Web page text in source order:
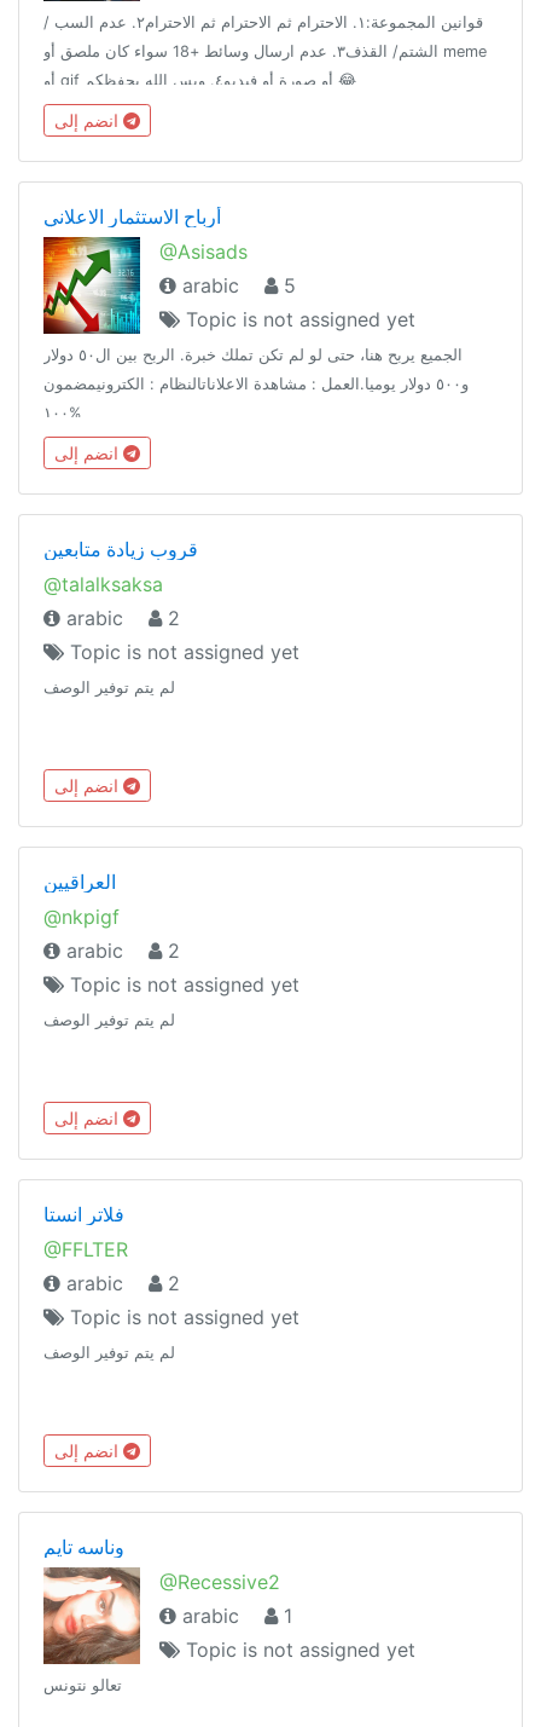
قوانين المجموعة:١. الاحترام ثم الاحترام ثم الاحترام٢. عدم السب /
الشتم/ القذف٣. عدم ارسال وسائط +18 سواء كان ملصق أو meme
أو gif أو صورة أو فيديو٤. وبس الله يحفظكم 😂
أرباح الاستثمار الاعلاني
@Asisads
arabic
5
Topic is not assigned yet
الجميع يربح هنا، حتى لو لم تكن تملك خبرة. الربح بين ال٥٠ دولار
و٥٠٠ دولار يوميا.العمل : مشاهدة الاعلاناتالنظام : الكترونيمضمون
١٠٠%
قروب زيادة متابعين
@talalksaksa
arabic
2
Topic is not assigned yet
لم يتم توفير الوصف
العراقيين
@nkpigf
arabic
2
Topic is not assigned yet
لم يتم توفير الوصف
فلاتر انستا
@FFLTER
arabic
2
Topic is not assigned yet
لم يتم توفير الوصف
وناسه تايم
@Recessive2
arabic
1
Topic is not assigned yet
تعالو نتونس